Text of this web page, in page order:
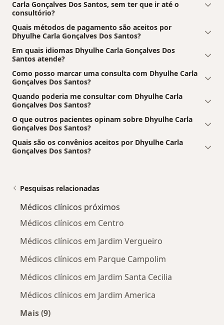
Carla Gonçalves Dos Santos, sem ter que ir até o
consultório?
Quais métodos de pagamento são aceitos por
Dhyulhe Carla Gonçalves Dos Santos?
Em quais idiomas Dhyulhe Carla Gonçalves Dos
Santos atende?
Como posso marcar uma consulta com Dhyulhe Carla
Gonçalves Dos Santos?
Quando poderia me consultar com Dhyulhe Carla
Gonçalves Dos Santos?
O que outros pacientes opinam sobre Dhyulhe Carla
Gonçalves Dos Santos?
Quais são os convênios aceitos por Dhyulhe Carla
Gonçalves Dos Santos?
Pesquisas relacionadas
Médicos clínicos próximos
Médicos clínicos em Centro
Médicos clínicos em Jardim Vergueiro
Médicos clínicos em Parque Campolim
Médicos clínicos em Jardim Santa Cecilia
Médicos clínicos em Jardim America
Mais (9)